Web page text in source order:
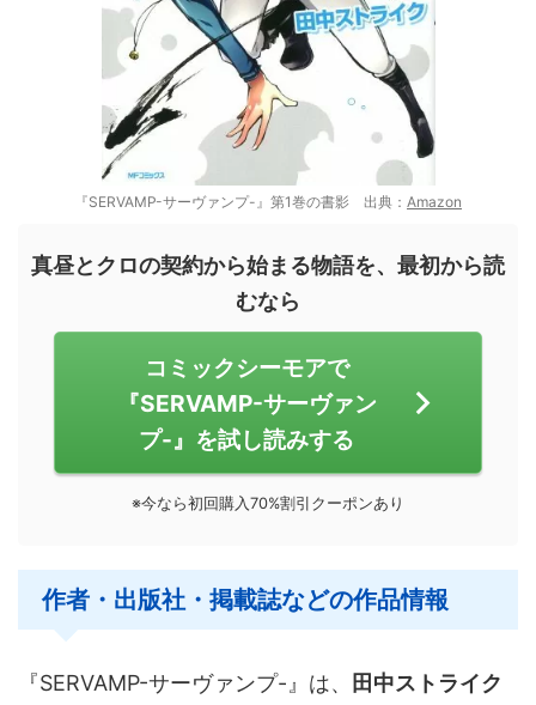
『SERVAMP-サーヴァンプ-』第1巻の書影 出典： Amazon
真昼とクロの契約から始まる物語を、最初から読
むなら
コミックシーモアで
『SERVAMP-サーヴァン
プ-』を試し読みする
※今なら初回購入70%割引クーポンあり
作者・出版社・掲載誌などの作品情報
『SERVAMP-サーヴァンプ-』は、
田中ストライク